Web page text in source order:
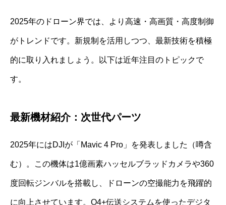
2025年のドローン界では、より高速・高画質・高度制御
がトレンドです。新規制を活用しつつ、最新技術を積極
的に取り入れましょう。以下は近年注目のトピックで
す。
最新機材紹介：次世代パーツ
2025年にはDJIが「Mavic 4 Pro」を発表しました（噂含
む）。この機体は1億画素ハッセルブラッドカメラや360
度回転ジンバルを搭載し、ドローンの空撮能力を飛躍的
に向上させています。O4+伝送システムを使ったデジタ